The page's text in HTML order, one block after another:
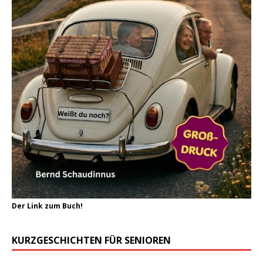
Der Link zum Buch!
KURZGESCHICHTEN FÜR SENIOREN